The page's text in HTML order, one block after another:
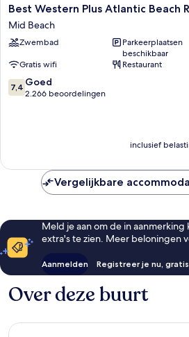
Best
Western
Plus
Atlantic
Resort
Mid
Beach
Best Western Plus Atlantic Beach
Mid Beach
Zwembad
Parkeerplaatsen
beschikbaar
Gratis wifi
Restaurant
7.4
van
7,4 Goed
2.266 beoordelingen
inclusief
Vergelijkbare
Meld je aan om de in
extra's te zien. Meer beloningen
Aanmelden Registreer je nu,
Over deze buurt